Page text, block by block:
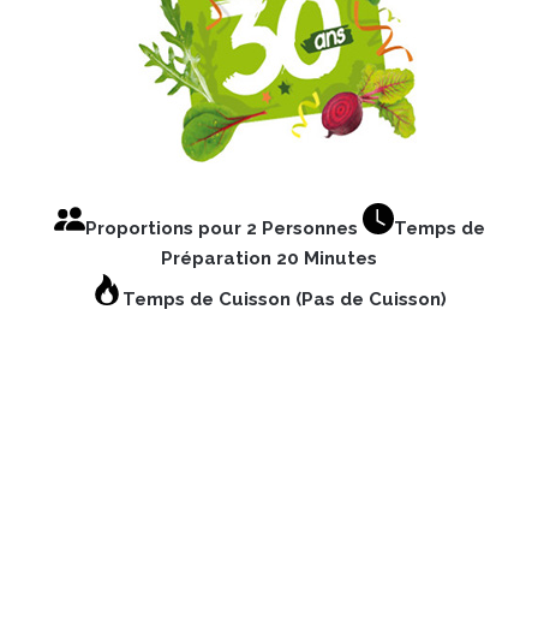
Proportions pour 2 Personnes
Temps de
Préparation 20 Minutes
Temps de Cuisson (Pas de Cuisson)